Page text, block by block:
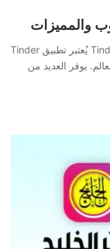
والمميزات
تطبيق Tinder Source: www.morningdough.com يُعتبر تطبيق Tinder
يوفر العديد من